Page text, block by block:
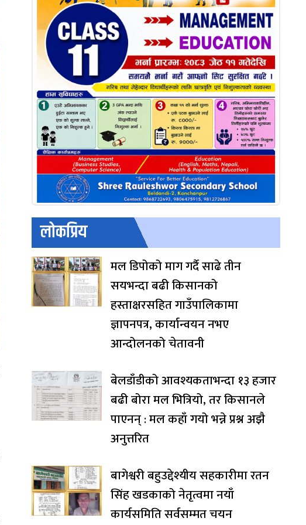
लोकप्रिय
मल डिपोको माग गर्दै साढे तीन
सयभन्दा बढी किसानको
हस्ताक्षरसहित गाउँपालिकामा
ज्ञापनपत्र, कार्यान्वयन नभए
आन्दोलनको चेतावनी
बेलडाँडीको आवश्यकताभन्दा १३ हजार
बढी बोरा मल भित्रियो, तर किसानले
पाएनन् : मल कहाँ गयो भन्ने प्रश्न अझै
अनुत्तरित
बागेश्वरी बहुउद्देश्यीय सहकारीमा रतन
सिंह खडकाको नेतृत्वमा नयाँ
कार्यसमिति सर्वसम्मत चयन